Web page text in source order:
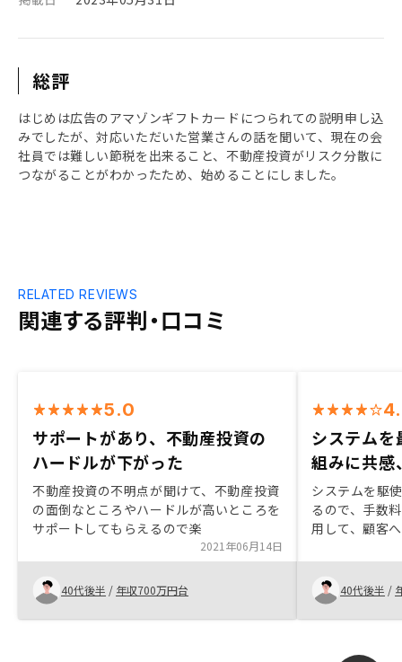
総評
はじめは広告のアマゾンギフトカードにつられての説明申し込
みでしたが、対応いただいた営業さんの話を聞いて、現在の会
社員では難しい節税を出来ること、不動産投資がリスク分散に
つながることがわかったため、始めることにしました。
関連する評判・口コミ
RELATED REVIEWS
5.0
サポートがあり、不動産投資の
ハードルが下がった
不動産投資の不明点が聞けて、不動産投資
の面倒なところやハードルが高いところを
サポートしてもらえるので楽
2021年06月14日
40代後半 / 年収700万円台
システムを
組みに共感
システムを駆
るので、手数
用して、顧客
に営業担当の
望を理解した
れた。購入直
きると良い。
40代後半 /